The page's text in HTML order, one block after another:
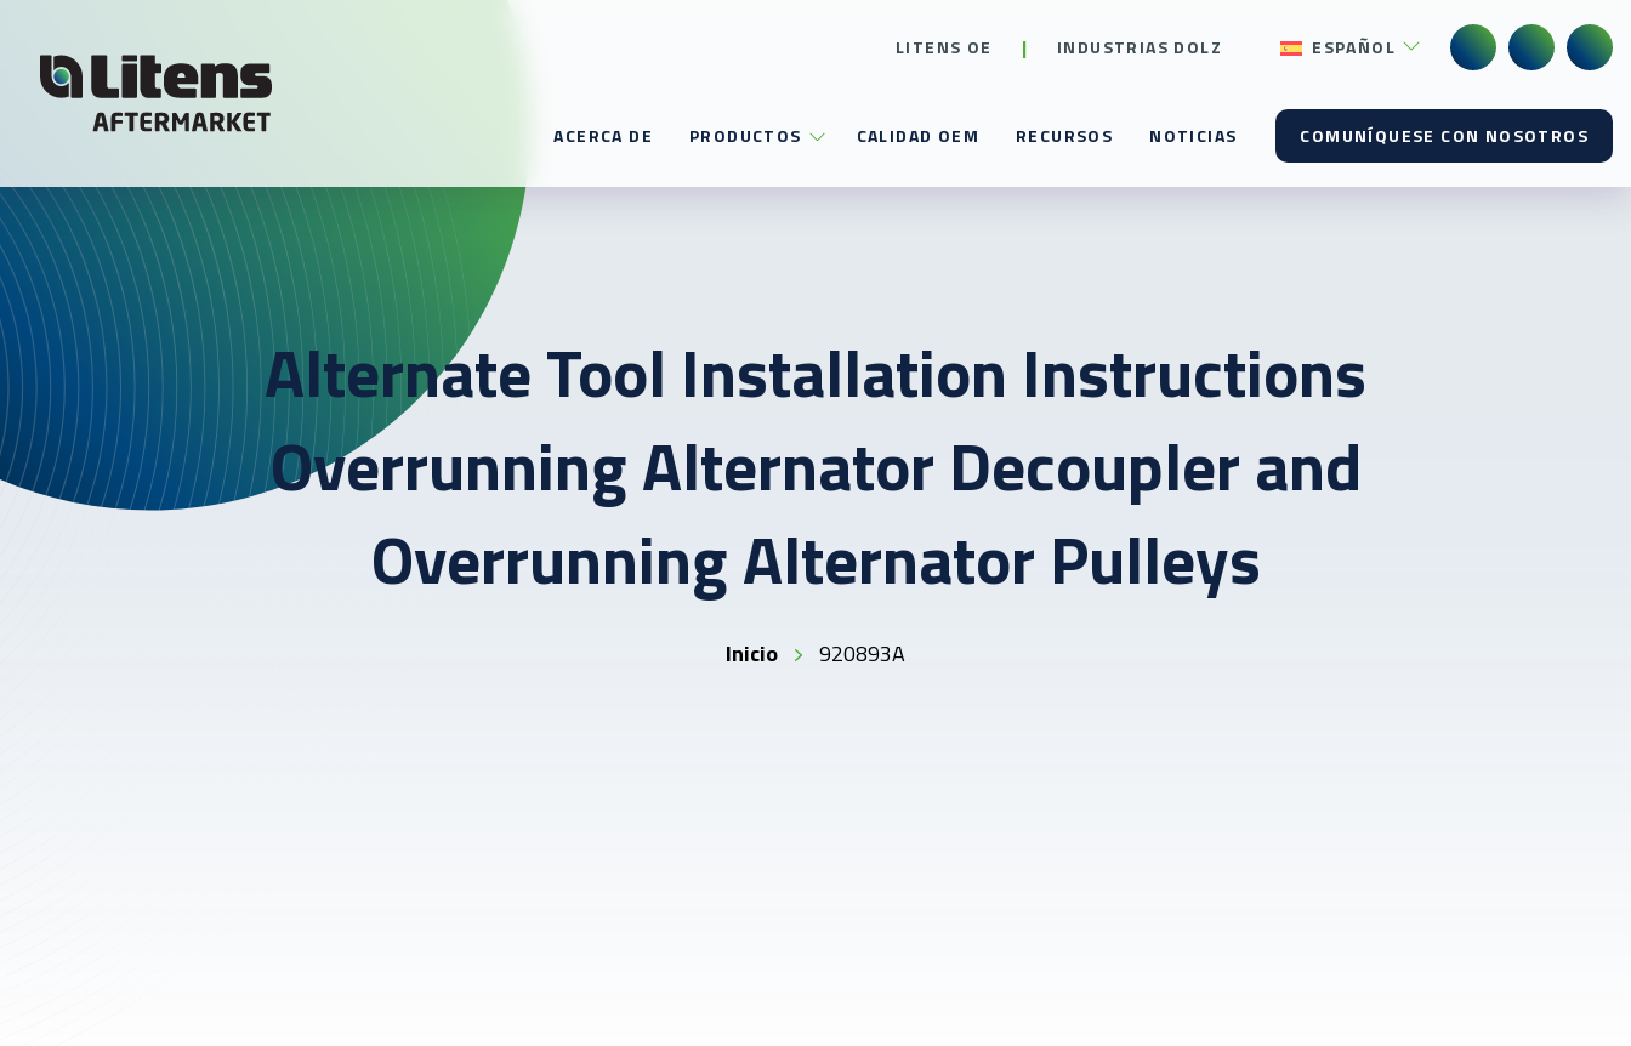
LITENS OE INDUSTRIAS DOLZ ESPAÑOL
ACERCA DE PRODUCTOS CALIDAD OEM RECURSOS NOTICIAS COMUNÍQUESE CON NOSOTROS
Alternate Tool Installation Instructions
Overrunning Alternator Decoupler and
Overrunning Alternator Pulleys
Inicio 920893A